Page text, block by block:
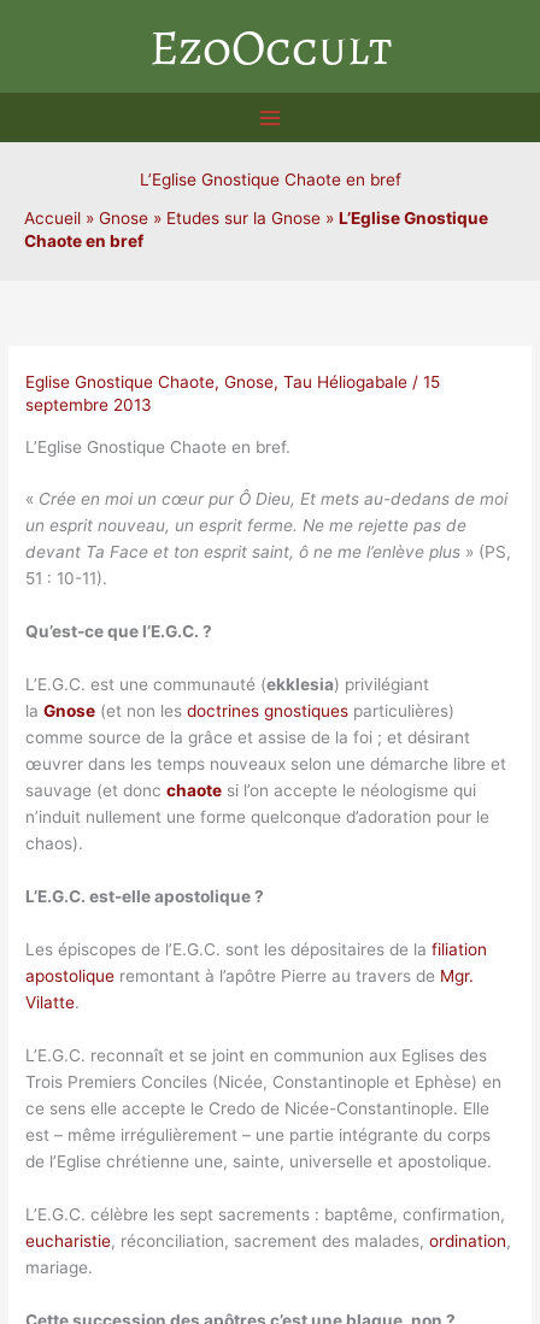
EzoOccult
L’Eglise Gnostique Chaote en bref
Accueil » Gnose » Etudes sur la Gnose » L’Eglise Gnostique
Chaote en bref
Eglise Gnostique Chaote,Gnose,Tau Héliogabale /15
septembre 2013
L’Eglise Gnostique Chaote en bref.
« Crée en moi un cœur pur Ô Dieu, Et mets au-dedans de moi
un esprit nouveau, un esprit ferme. Ne me rejette pas de
devant Ta Face et ton esprit saint, ô ne me l’enlève plus » (PS,
51 : 10-11).
Qu’est-ce que l’E.G.C. ?
L’E.G.C. est une communauté (ekklesia) privilégiant
laGnose (et non lesdoctrines gnostiques particulières)
comme source de la grâce et assise de la foi ; et désirant
œuvrer dans les temps nouveaux selon une démarche libre et
sauvage (et doncchaote si l’on accepte le néologisme qui
n’induit nullement une forme quelconque d’adoration pour le
chaos).
L’E.G.C. est-elle apostolique ?
Les épiscopes de l’E.G.C. sont les dépositaires de lafiliation
apostolique remontant à l’apôtre Pierre au travers de Mgr.
Vilatte.
L’E.G.C. reconnaît et se joint en communion aux Eglises des
Trois Premiers Conciles (Nicée, Constantinople et Ephèse) en
ce sens elle accepte le Credo de Nicée-Constantinople. Elle
est – même irrégulièrement – une partie intégrante du corps
de l’Eglise chrétienne une, sainte, universelle et apostolique.
L’E.G.C. célèbre les sept sacrements : baptême, confirmation,
eucharistie, réconciliation, sacrement des malades,ordination,
mariage.
Cette succession des apôtres c’est une blague, non ?